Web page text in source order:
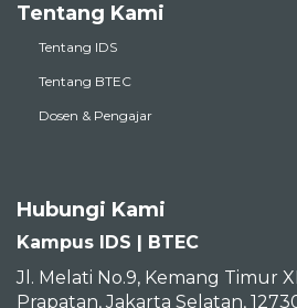
Tentang Kami
Tentang IDS
Tentang BTEC
Dosen & Pengajar
Hubungi Kami
Kampus IDS | BTEC
Jl. Melati No.9, Kemang Timur
Prapatan, Jakarta Selatan,